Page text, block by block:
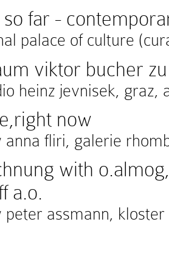
so far -
palace of culture
viktor bucher
heinz jevnisek, graz,
now
anna fliri, galerie
with
a.o.
peter assmann,